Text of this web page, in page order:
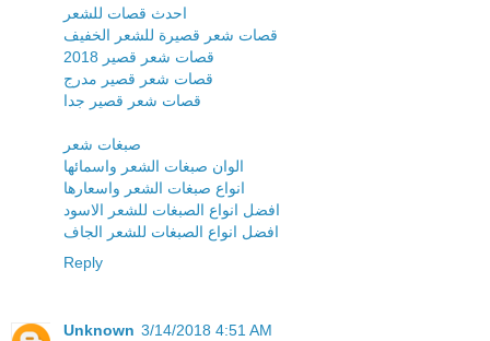
احدث قصات للشعر
قصات شعر قصيرة للشعر الخفيف
قصات شعر قصير 2018
قصات شعر قصير مدرج
قصات شعر قصير جدا
صبغات شعر
الوان صبغات الشعر واسمائها
انواع صبغات الشعر واسعارها
افضل انواع الصبغات للشعر الاسود
افضل انواع الصبغات للشعر الجاف
Reply
Unknown 3/14/2018 4:51 AM